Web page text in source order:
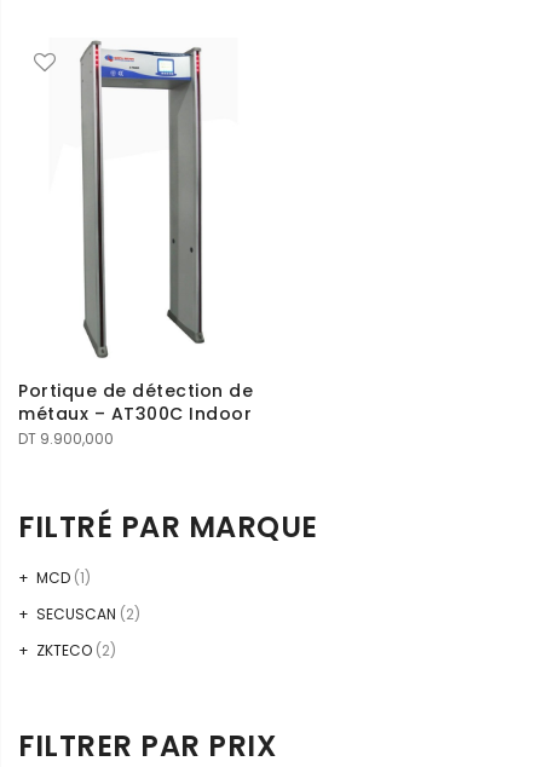
Portique de détection de
métaux – AT300C Indoor
DT 9.900,000
FILTRÉ PAR MARQUE
MCD (1)
SECUSCAN (2)
ZKTECO (2)
FILTRER PAR PRIX